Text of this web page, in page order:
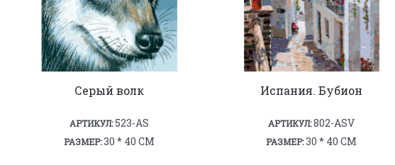
Серый волк
АРТИКУЛ:523-AS
РАЗМЕР:30 * 40 СМ
Испания. Бубион
АРТИКУЛ:802-ASV
РАЗМЕР:30 * 40 СМ